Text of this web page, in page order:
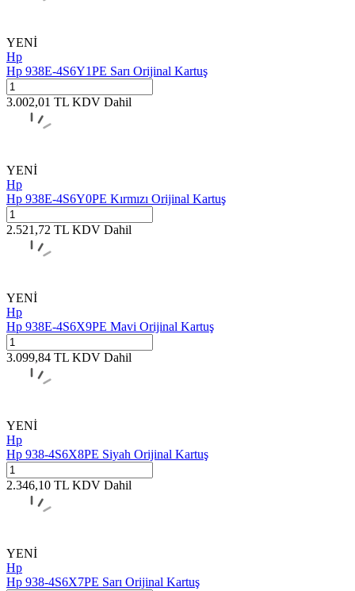
YENİ
Hp
Hp 938E-4S6Y1PE Sarı Orijinal Kartuş
3.002,01 TL KDV Dahil
YENİ
Hp
Hp 938E-4S6Y0PE Kırmızı Orijinal Kartuş
2.521,72 TL KDV Dahil
YENİ
Hp
Hp 938E-4S6X9PE Mavi Orijinal Kartuş
3.099,84 TL KDV Dahil
YENİ
Hp
Hp 938-4S6X8PE Siyah Orijinal Kartuş
2.346,10 TL KDV Dahil
YENİ
Hp
Hp 938-4S6X7PE Sarı Orijinal Kartuş